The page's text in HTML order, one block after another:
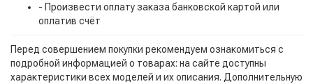
- Произвести оплату заказа банковской картой или
оплатив счёт
Перед совершением покупки рекомендуем ознакомиться с
подробной информацией о товарах: на сайте доступны
характеристики всех моделей и их описания. Дополнительную